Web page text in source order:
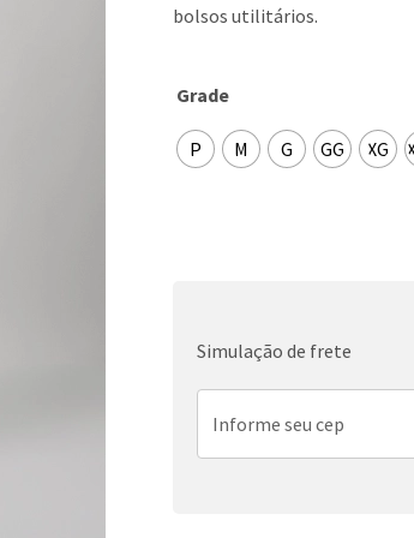
bolsos utilitários.
Grade
P M G GG XG
Simulação de frete